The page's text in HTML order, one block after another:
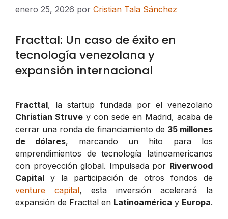
enero 25, 2026 por Cristian Tala Sánchez
Fracttal: Un caso de éxito en
tecnología venezolana y
expansión internacional
Fracttal, la startup fundada por el venezolano
Christian Struve y con sede en Madrid, acaba de
cerrar una ronda de financiamiento de 35 millones
de dólares, marcando un hito para los
emprendimientos de tecnología latinoamericanos
con proyección global. Impulsada por Riverwood
Capital y la participación de otros fondos de
venture capital, esta inversión acelerará la
expansión de Fracttal en Latinoamérica y Europa.